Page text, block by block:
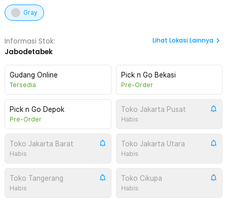
Gray
Informasi Stok:
Jabodetabek
Lihat Lokasi Lainnya
Gudang Online
Tersedia
Pick n Go Bekasi
Pre-Order
Pick n Go Depok
Pre-Order
Toko Jakarta Pusat
Habis
Toko Jakarta Barat
Habis
Toko Jakarta Utara
Habis
Toko Tangerang
Habis
Toko Cikupa
Habis